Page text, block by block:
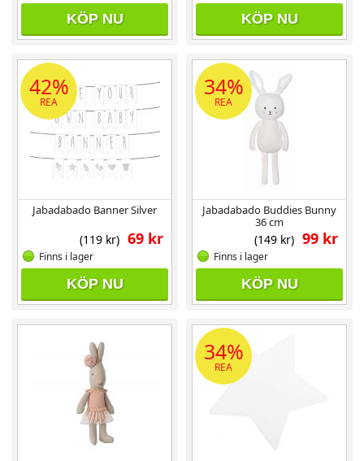
KÖP NU KÖP NU
42%
REA
Jabadabado Banner Silver
69 kr
(119 kr)
Finns i lager
KÖP NU
34%
REA
Jabadabado Buddies Bunny
36 cm
99 kr
(149 kr)
Finns i lager
KÖP NU
34%
REA